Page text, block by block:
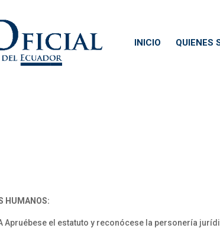
INICIO QUIENES
HUMANOS:
Apruébese el estatuto y reconócese la personería